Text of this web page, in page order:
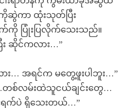
ဆွဲကာ ထုံးသုတ်ပြီး
ကို ပြုံးပြလိုက်သေးသည်။
ဆိုင်ကလား…”
… အရင်က မတွေ့ဖူးပါဘူး…”
စ်လမ်းထဲသူငယ်ချင်းတွေ…
က်ပဲ ရှိသေးတယ်…”